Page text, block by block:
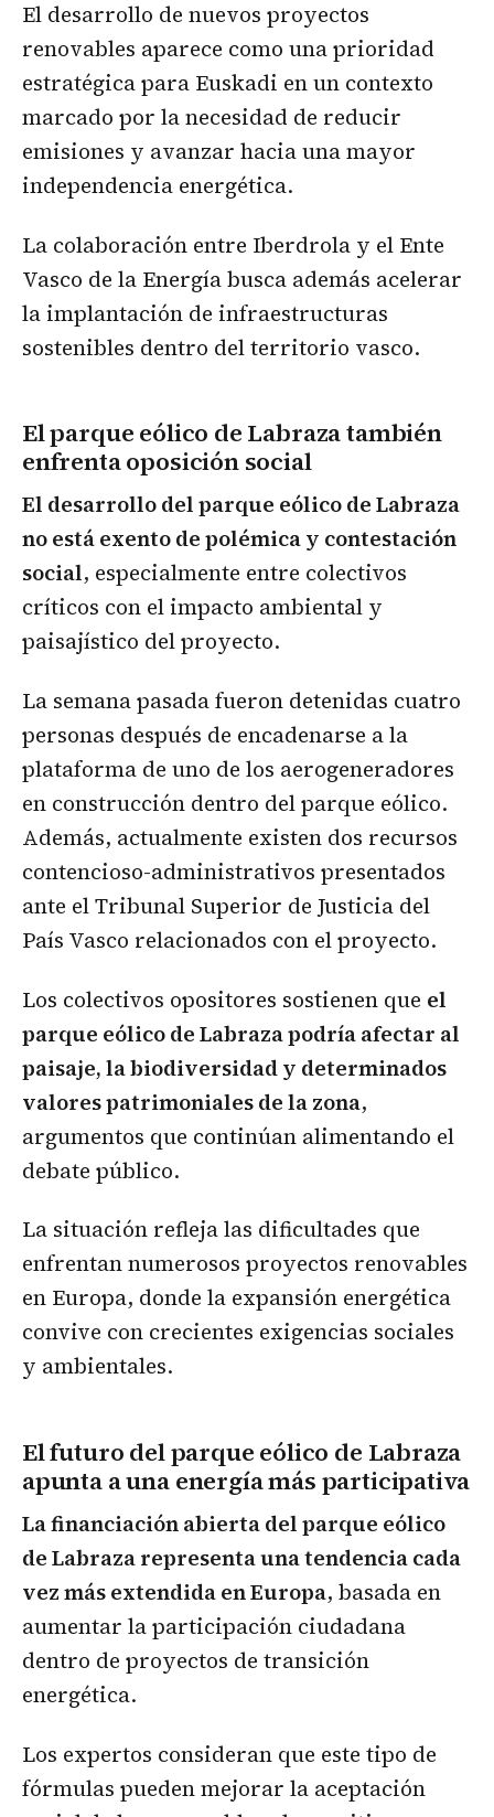
El desarrollo de nuevos proyectos
renovables aparece como una prioridad
estratégica para Euskadi en un contexto
marcado por la necesidad de reducir
emisiones y avanzar hacia una mayor
independencia energética.
La colaboración entre Iberdrola y el Ente
Vasco de la Energía busca además acelerar
la implantación de infraestructuras
sostenibles dentro del territorio vasco.
El parque eólico de Labraza también
enfrenta oposición social
El desarrollo del parque eólico de Labraza
no está exento de polémica y contestación
social, especialmente entre colectivos
críticos con el impacto ambiental y
paisajístico del proyecto.
La semana pasada fueron detenidas cuatro
personas después de encadenarse a la
plataforma de uno de los aerogeneradores
en construcción dentro del parque eólico.
Además, actualmente existen dos recursos
contencioso-administrativos presentados
ante el Tribunal Superior de Justicia del
País Vasco relacionados con el proyecto.
Los colectivos opositores sostienen que el
parque eólico de Labraza podría afectar al
paisaje, la biodiversidad y determinados
valores patrimoniales de la zona,
argumentos que continúan alimentando el
debate público.
La situación refleja las dificultades que
enfrentan numerosos proyectos renovables
en Europa, donde la expansión energética
convive con crecientes exigencias sociales
y ambientales.
El futuro del parque eólico de Labraza
apunta a una energía más participativa
La financiación abierta del parque eólico
de Labraza representa una tendencia cada
vez más extendida en Europa, basada en
aumentar la participación ciudadana
dentro de proyectos de transición
energética.
Los expertos consideran que este tipo de
fórmulas pueden mejorar la aceptación